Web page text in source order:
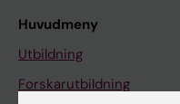
Huvudmeny
Utbildning
Forskarutbildning